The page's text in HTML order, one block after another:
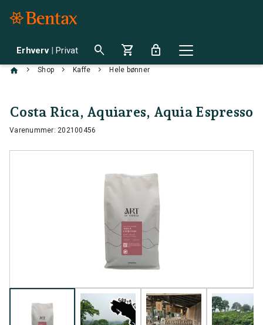
Erhverv | Privat search shopping_cart lock
chevron_right Shop chevron_right Kaffe chevron_right Hele bønner
Costa Rica, Aquiares, Aquia Espresso
Varenummer: 202100456